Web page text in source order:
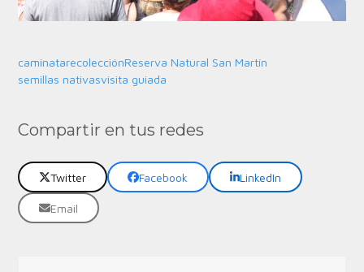
caminatarecolecciónReserva Natural San Martín
semillas nativasvisita guiada
Compartir en tus redes
Twitter Facebook LinkedIn
Email